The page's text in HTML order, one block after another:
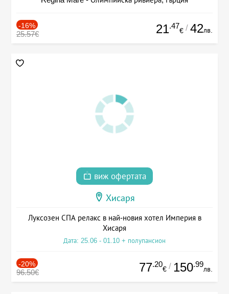
-16%
25.57€ 21.47
€ / 42лв.
виж офертата
Хисаря
Луксозен СПА релакс в най-новия хотел Империя в
Хисаря
Дата: 25.06 - 01.10 + полупансион
-20%
96.50€ 77.20
€ / 150.99
лв.